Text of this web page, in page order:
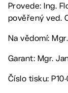
Provede: Ing.
pověřený ved.
Na vědomí:
Garant: Mgr.
Číslo tisku: